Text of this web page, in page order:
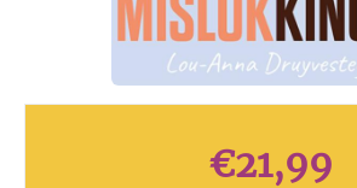
€21,99